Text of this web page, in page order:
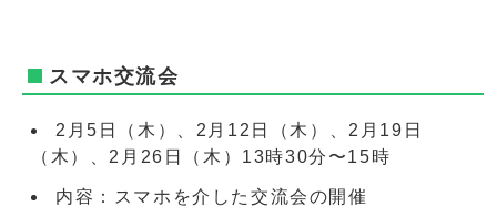
スマホ交流会
2月5日（木）、2月12日（木）、2月19日
（木）、2月26日（木）13時30分〜15時
内容：スマホを介した交流会の開催